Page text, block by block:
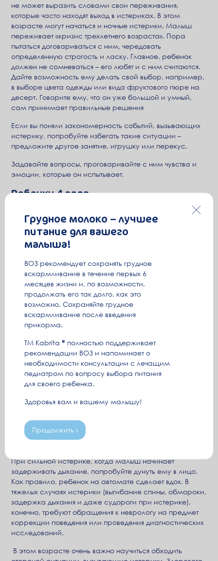
не может выразить словами свои переживания,
которые часто находят выход в истериках. В этом
возрасте могут начаться и ночные истерики. Малыш
переживает «кризис трехлетнего возраста». Пора
пытаться договариваться с ним, чередовать
определенную строгость и ласку. Главное, ребенок
должен не сомневаться – его любят и с ним считаются.
Дайте возможность ему делать свой выбор, например,
в выборе цвета одежды или вида фруктового пюре на
десерт. Говорите ему, что он уже большой и умный,
сам принимает правильные решения
Если вы поняли закономерность событий, вызывающих
истерику, попробуйте избегать такие ситуации –
предложите другое занятие, игрушку или перекус.
Задавайте вопросы, проговаривайте с ним чувства и
эмоции, которые он испытывает.
Ребенку 4 года
В этом возрасте малыш достигает высшего пилотажа в
мастерстве манипулирования мамой и особенно
согласовывать поведение в семье, чтобы никто не делал
приятные исключения, которые на самом деле приносят
только вред ребенку.
Именно в этом возрасте малыш окончательно
сталкиваются с эффектом «уравниловки» в садике.
справиться без поддержки взрослых. Если родители в
более раннем возрасте не побороли истерики, то они
При сильной истерике, когда малыш начинает
задерживать дыхание, попробуйте дунуть ему в лицо.
Как правило, ребенок на автомате сделает вдох. В
тяжелых случаях истерики (выгибание спины, обмороки,
задержка дыхания и даже судороги при истерике),
конечно, требуют обращения к неврологу на предмет
коррекции поведения или проведения диагностических
исследований.
В этом возрасте очень важно научиться обходить
Грудное молоко – лучшее
питание для вашего
малыша!
ВОЗ рекомендует сохранять грудное
вскармливание в течение первых 6
месяцев жизни и, по возможности,
продолжать его так долго, как это
возможно. Сохраняйте грудное
вскармливание после введения
прикорма.
ТМ Kabrita
полностью поддерживает
рекомендации ВОЗ и напоминает о
необходимости консультации с лечащим
педиатром по вопросу выбора питания
для своего ребенка.
Здоровья вам и вашему малышу!
Продолжить ›